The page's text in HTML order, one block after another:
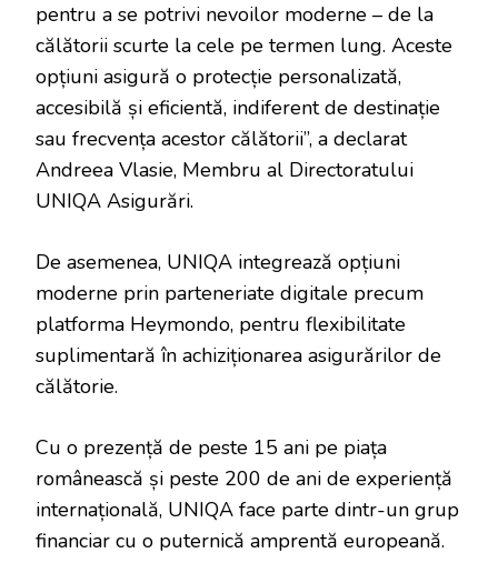
pentru a se potrivi nevoilor moderne – de la
călătorii scurte la cele pe termen lung. Aceste
opțiuni asigură o protecție personalizată,
accesibilă și eficientă, indiferent de destinație
sau frecvența acestor călătorii”, a declarat
Andreea Vlasie, Membru al Directoratului
UNIQA Asigurări.
De asemenea, UNIQA integrează opțiuni
moderne prin parteneriate digitale precum
platforma Heymondo, pentru flexibilitate
suplimentară în achiziționarea asigurărilor de
călătorie.
Cu o prezență de peste 15 ani pe piața
românească și peste 200 de ani de experiență
internațională, UNIQA face parte dintr-un grup
financiar cu o puternică amprentă europeană.